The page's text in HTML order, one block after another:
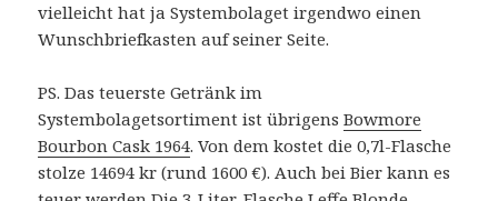
vielleicht hat ja Systembolaget irgendwo einen
Wunschbriefkasten auf seiner Seite.
PS. Das teuerste Getränk im
Systembolagetsortiment ist übrigensBowmore
Bourbon Cask 1964. Von dem kostet die 0,7l-Flasche
stolze 14694 kr (rund 1600 €). Auch bei Bier kann es